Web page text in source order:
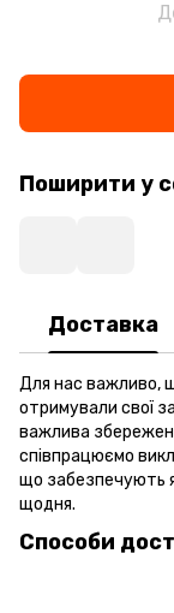
Поширити у
Доставка
Для нас важливо,
отримували свої
важлива
співпрацюємо
що забезпечують
щодня.
Способи